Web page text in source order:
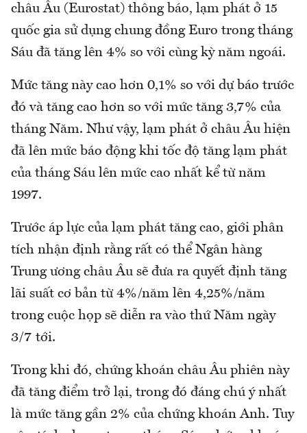
châu Âu (Eurostat) thông báo, lạm phát ở 15
quốc gia sử dụng chung đồng Euro trong tháng
Sáu đã tăng lên 4% so với cùng kỳ năm ngoái.
Mức tăng này cao hơn 0,1% so với dự báo trước
đó và tăng cao hơn so với mức tăng 3,7% của
tháng Năm. Như vậy, lạm phát ở châu Âu hiện
đã lên mức báo động khi tốc độ tăng lạm phát
của tháng Sáu lên mức cao nhất kể từ năm
1997.
Trước áp lực của lạm phát tăng cao, giới phân
tích nhận định rằng rất có thể Ngân hàng
Trung ương châu Âu sẽ đưa ra quyết định tăng
lãi suất cơ bản từ 4%/năm lên 4,25%/năm
trong cuộc họp sẽ diễn ra vào thứ Năm ngày
3/7 tới.
Trong khi đó, chứng khoán châu Âu phiên này
đã tăng điểm trở lại, trong đó đáng chú ý nhất
là mức tăng gần 2% của chứng khoán Anh. Tuy